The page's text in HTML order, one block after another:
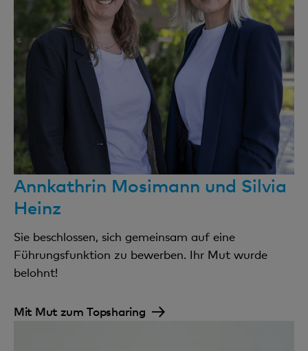
Annkathrin Mosimann und Silvia
Heinz
Sie beschlossen, sich gemeinsam auf eine
Führungsfunktion zu bewerben. Ihr Mut wurde
belohnt!
Mit Mut zum Topsharing